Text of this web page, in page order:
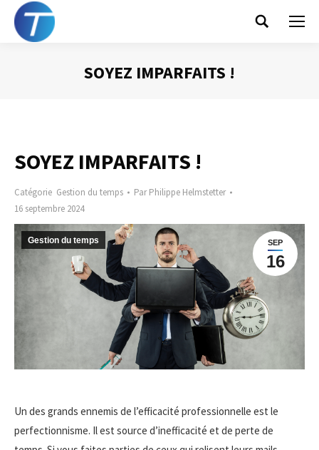
Search:
SOYEZ IMPARFAITS !
SOYEZ IMPARFAITS !
Catégorie Gestion du temps ParPhilippe Helmstetter
16 septembre 2024
SEP
16
Gestion du temps
Un des grands ennemis de l’efficacité professionnelle est le
perfectionnisme. Il est source d’inefficacité et de perte de